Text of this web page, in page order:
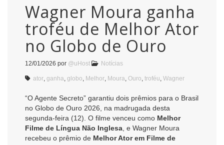
Wagner Moura ganha
troféu de Melhor Ator
no Globo de Ouro
12/01/2026 por @uHost Notícias
ator ganha globo Melhor Moura Ouro troféu Wagner
“O Agente Secreto” garantiu dois prêmios para o Brasil
no Globo de Ouro 2026, na madrugada desta
segunda-feira (12). O filme venceu como Melhor
Filme de Língua Não Inglesa , e Wagner Moura
recebeu o prêmio de Melhor Ator em Filme de